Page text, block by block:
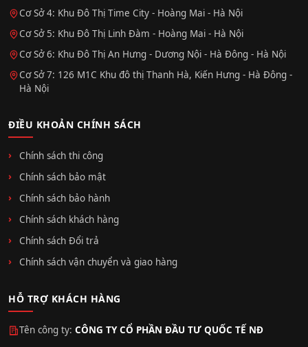
Cơ Sở 4: Khu Đô Thị Time City - Hoàng Mai - Hà Nội
Cơ Sở 5: Khu Đô Thị Linh Đàm - Hoàng Mai - Hà Nội
Cơ Sở 6: Khu Đô Thị An Hưng - Dương Nội - Hà Đông - Hà Nội
Cơ Sở 7: 126 M1C Khu đô thị Thanh Hà, Kiến Hưng - Hà Đông -
Hà Nội
ĐIỀU KHOẢN CHÍNH SÁCH
Chính sách thi công
Chính sách bảo mật
Chính sách bảo hành
Chính sách khách hàng
Chính sách Đổi trả
Chính sách vận chuyển và giao hàng
HỖ TRỢ KHÁCH HÀNG
Tên công ty: CÔNG TY CỔ PHẦN ĐẦU TƯ QUỐC TẾ NĐ